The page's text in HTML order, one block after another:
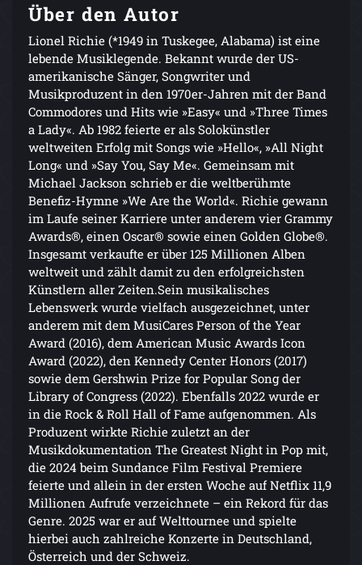
Über den Autor
Lionel Richie (*1949 in Tuskegee, Alabama) ist eine
lebende Musiklegende. Bekannt wurde der US-
amerikanische Sänger, Songwriter und
Musikproduzent in den 1970er-Jahren mit der Band
Commodores und Hits wie »Easy« und »Three Times
a Lady«. Ab 1982 feierte er als Solokünstler
weltweiten Erfolg mit Songs wie »Hello«, »All Night
Long« und »Say You, Say Me«. Gemeinsam mit
Michael Jackson schrieb er die weltberühmte
Benefiz-Hymne »We Are the World«. Richie gewann
im Laufe seiner Karriere unter anderem vier Grammy
Awards®, einen Oscar® sowie einen Golden Globe®.
Insgesamt verkaufte er über 125 Millionen Alben
weltweit und zählt damit zu den erfolgreichsten
Künstlern aller Zeiten.Sein musikalisches
Lebenswerk wurde vielfach ausgezeichnet, unter
anderem mit dem MusiCares Person of the Year
Award (2016), dem American Music Awards Icon
Award (2022), den Kennedy Center Honors (2017)
sowie dem Gershwin Prize for Popular Song der
Library of Congress (2022). Ebenfalls 2022 wurde er
in die Rock & Roll Hall of Fame aufgenommen. Als
Produzent wirkte Richie zuletzt an der
Musikdokumentation The Greatest Night in Pop mit,
die 2024 beim Sundance Film Festival Premiere
feierte und allein in der ersten Woche auf Netflix 11,9
Millionen Aufrufe verzeichnete – ein Rekord für das
Genre. 2025 war er auf Welttournee und spielte
hierbei auch zahlreiche Konzerte in Deutschland,
Österreich und der Schweiz.